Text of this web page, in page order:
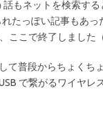
話もネットを検索す
たっぽい記事もあ
ここで終了しました
て普段からちょくち
で繋がるワイヤレ